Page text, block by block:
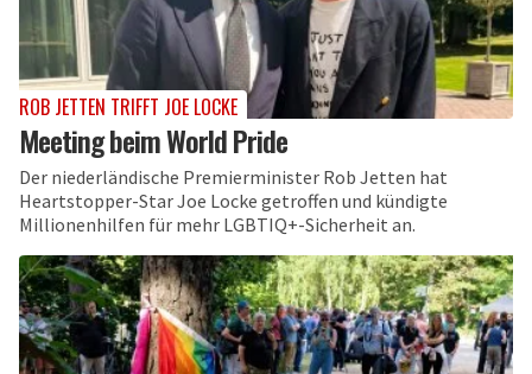
ROB JETTEN TRIFFT JOE LOCKE
Meeting beim World Pride
Der niederländische Premierminister Rob Jetten hat
Heartstopper-Star Joe Locke getroffen und kündigte
Millionenhilfen für mehr LGBTIQ+-Sicherheit an.